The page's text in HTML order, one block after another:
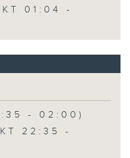
01:04 -
- 02:00)
22:35 -